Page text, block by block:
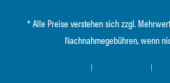
* Alle Preise verstehen sich zzgl.
Nachnahmegebühren, wenn